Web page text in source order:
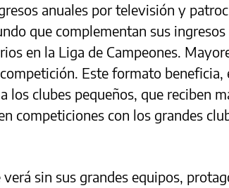
anuales por televisión y
que complementan sus
en la Liga de Campeones.
Este formato beneficia,
los clubes pequeños, que reciben
competiciones con los grandes
sin sus grandes equipos,